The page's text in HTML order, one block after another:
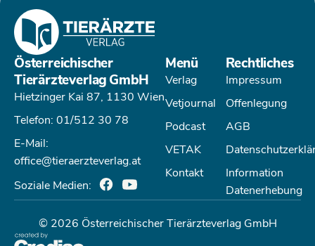
Menü
Verlag
Vetjournal
Podcast
VETAK
Kontakt
Rechtliches
Impressum
Offenlegung
AGB
Information
Datenerhebung
Österreichischer
Tierärzteverlag GmbH
Hietzinger Kai 87, 1130 Wien
Telefon: 01/512 30 78
E-Mail:
office@tieraerzteverlag.at
Soziale Medien:
© 2026 Österreichischer Tierärzteverlag GmbH